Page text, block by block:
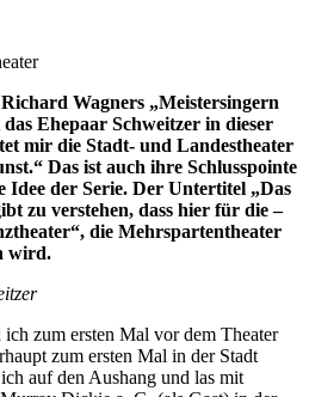
Wagners „Meistersingern
Ehepaar Schweitzer in dieser
mir die Stadt- und Landestheater
Das ist auch ihre Schlusspointe
der Serie. Der Untertitel „Das
zu verstehen, dass hier für die –
die Mehrspartentheater
wird.
zum ersten Mal vor dem Theater
zum ersten Mal in der Stadt
auf den Aushang und las mit